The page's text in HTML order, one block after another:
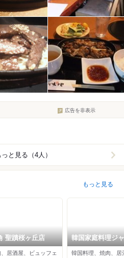
広告を非表示
と見る（4人）
もっと見る
聖蹟桜ヶ丘店
居酒屋、ビュッフェ
韓国家庭料理ジ
聖蹟桜ヶ丘店
韓国料理、焼肉、居